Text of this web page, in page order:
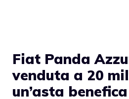
Fiat Panda
venduta a 20
un’asta benefica